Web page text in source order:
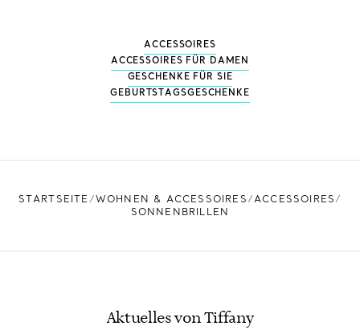
ACCESSOIRES
ACCESSOIRES FÜR DAMEN
GESCHENKE FÜR SIE
GEBURTSTAGSGESCHENKE
STARTSEITE WOHNEN & ACCESSOIRES
ACCESSOIRES
SONNENBRILLEN
Aktuelles von Tiffany